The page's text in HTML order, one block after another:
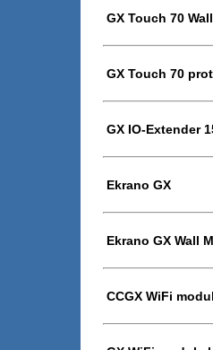
GX Touch 70
GX Touch 70
GX IO-Extender
Ekrano GX
Ekrano GX Wall
CCGX WiFi